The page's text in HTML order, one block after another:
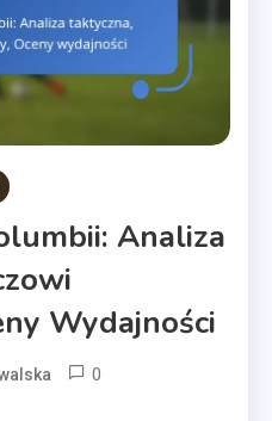
Analiza
Wydajności
0